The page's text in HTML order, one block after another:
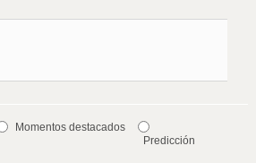
Momentos destacados
Predicción